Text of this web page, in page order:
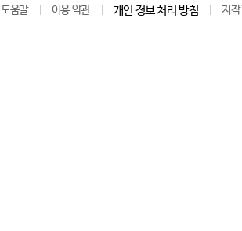
도움말 이용 약관 개인 정보 처리 방침 저